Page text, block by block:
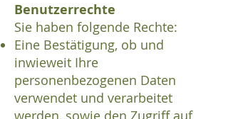
Benutzerrechte
Sie haben folgende Rechte:
Eine Bestätigung, ob und
inwieweit Ihre
personenbezogenen Daten
verwendet und verarbeitet